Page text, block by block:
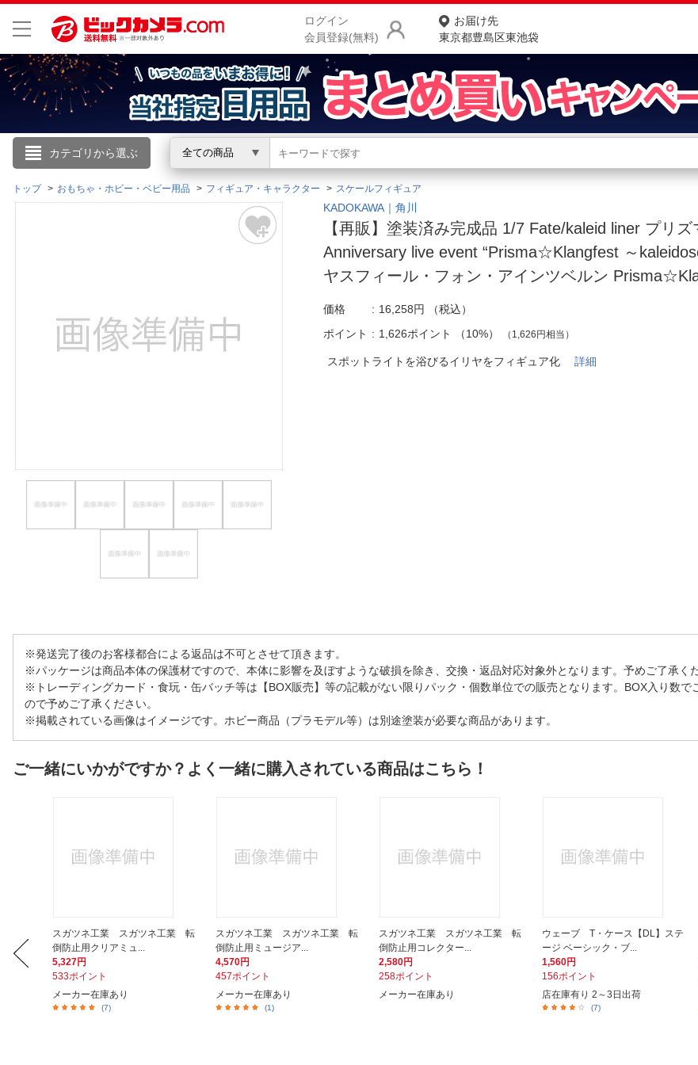
ログイン
会員登録(無料)
お届け先
東京都豊島区東池袋
カテゴリから選ぶ 全ての商品
こんにちは
ログイン
閲覧履歴
商品をさがす
ランキングからさがす
カテゴリ一覧からさがす
ご利用ガイド
よくある質問・お問合せ
トップ おもちゃ・ホビー・ベビー用品 フィギュア・キャラクター スケールフィギュア
KADOKAWA｜角川
【再販】塗装済み完成品 1/7 Fate/kaleid liner プリ
Anniversary live event “Prisma☆Klangfest ～
ヤスフィール・フォン・アインツベルン
価格 16,258円
（税込）
ポイント
1,626ポイント （10%） （1,626円相当）
スポットライトを浴びるイリヤをフィギュア化詳細
※発送完了後のお客様都合による返品は不可とさせて頂きます。
※パッケージは商品本体の保護材ですので、本体に影響を及ぼすような破損を除き、交換・返品対応対象外となります。予めご了承くだ
※トレーディングカード・食玩・缶バッチ等は【BOX販売】等の記載がない限りパック・個数単位での販売となります。BOX入り数
ので予めご了承ください。
※掲載されている画像はイメージです。ホビー商品（プラモデル等）は別途塗装が必要な商品があります。
ご一緒にいかがですか？よく一緒に購入されている商品はこちら！
スガツネ工業 スガツネ工業 転
倒防止用クリアミュ...
5,327円
533ポイント
メーカー在庫あり
(7)
スガツネ工業 スガツネ工業 転
倒防止用ミュージア...
4,570円
457ポイント
メーカー在庫あり
(1)
スガツネ工業 スガツネ工業 転
倒防止用コレクター...
2,580円
258ポイント
メーカー在庫あり
ウェーブ T・ケース【DL】ステ
ージ ベーシック・ブ...
1,560円
156ポイント
店在庫有り 2～3日出荷
(7)